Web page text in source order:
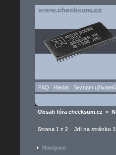
FAQ Hledat Seznam uživatelů
Obsah fóra checksum.cz »
Strana 1 z 2 Jdi na stránku 1
Navigace